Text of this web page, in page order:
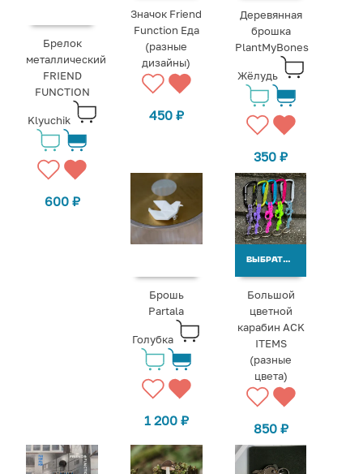
Брелок
металлический
FRIEND
FUNCTION
Klyuchik
600 ₽
Значок Friend
Function Еда
(разные
дизайны)
450 ₽
Деревянная
брошка
PlantMyBones
Жёлудь
350₽
Брошь
Partala
Голубка
1 200 ₽
ВЫБРАТЬ ВАРИАНТЫ
Большой
цветной
карабин ACK
ITEMS
(разные
цвета)
850 ₽